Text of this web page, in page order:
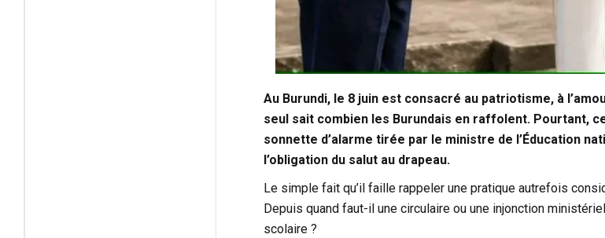
Au Burundi, le 8 juin est consacré au patriotisme, à
seul sait combien les Burundais en raffolent. Pourtant,
sonnette d’alarme tirée par le ministre de l’Éducation
l’obligation du salut au drapeau.
Le simple fait qu’il faille rappeler une pratique autrefois
Depuis quand faut-il une circulaire ou une injonction
scolaire ?